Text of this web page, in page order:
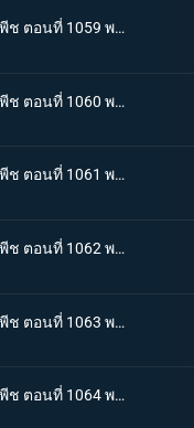
One piece วันพีช ตอนที่ 1059 พากย์ไทย โซโลตกที่นั่งลำบาก สัตว์ประหลาดคิงแห่งอัคคีภัย
One piece วันพีช ตอนที่ 1060 พากย์ไทย ความลับของเอ็นมะ ดาบปีศาจที่ฝากไว้กับโซโล
One piece วันพีช ตอนที่ 1061 พากย์ไทย หนึ่งการโจมตีของเทพอสูร ซันจิ ปะทะ ควีน
One piece วันพีช ตอนที่ 1062 พากย์ไทย วิชาสามดาบแห่งราชัน โซโล ปะทะ คิง
One piece วันพีช ตอนที่ 1063 พากย์ไทย ลูฟี่กระฉับกระเฉง จุดหักเหของยุคสมัยใหม่
One piece วันพีช ตอนที่ 1064 พากย์ไทย มังกรเมาแปดทิศ มังกรไร้ระเบียบที่เข้าประชิดลูฟี่